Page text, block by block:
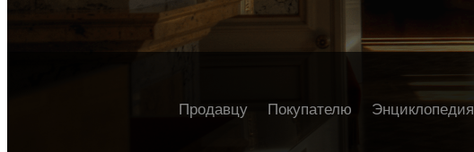
Продавцу Покупателю Энциклопедия